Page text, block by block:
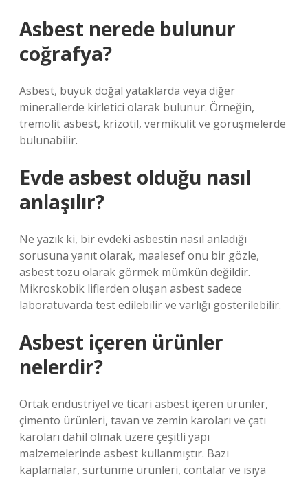
Asbest nerede bulunur
coğrafya?
Asbest, büyük doğal yataklarda veya diğer
minerallerde kirletici olarak bulunur. Örneğin,
tremolit asbest, krizotil, vermikülit ve görüşmelerde
bulunabilir.
Evde asbest olduğu nasıl
anlaşılır?
Ne yazık ki, bir evdeki asbestin nasıl anladığı
sorusuna yanıt olarak, maalesef onu bir gözle,
asbest tozu olarak görmek mümkün değildir.
Mikroskobik liflerden oluşan asbest sadece
laboratuvarda test edilebilir ve varlığı gösterilebilir.
Asbest içeren ürünler
nelerdir?
Ortak endüstriyel ve ticari asbest içeren ürünler,
çimento ürünleri, tavan ve zemin karoları ve çatı
karoları dahil olmak üzere çeşitli yapı
malzemelerinde asbest kullanmıştır. Bazı
kaplamalar, sürtünme ürünleri, contalar ve ısıya